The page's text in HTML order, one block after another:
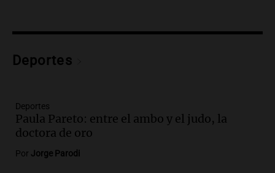
Audio.Tragedia en Mendoza: un muerto
un puente
Audio.
Rosario para acompañar a su familia
tras la muerte de su papá
Una mañana para todos
Deportes
Deportes
Paula Pareto: entre el ambo y el judo, la
doctora de oro
Por Jorge Parodi